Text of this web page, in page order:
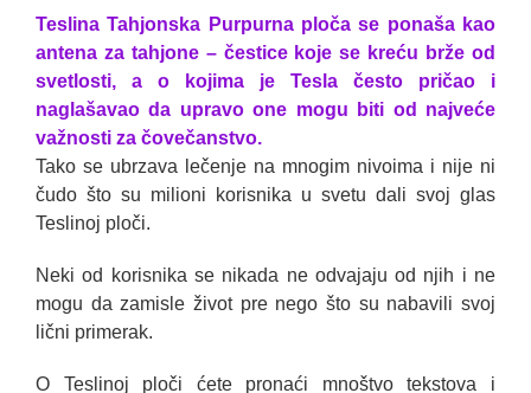
Teslina Tahjonska Purpurna ploča se ponaša kao
antena za tahjone – čestice koje se kreću brže od
svetlosti, a o kojima je Tesla često pričao i
naglašavao da upravo one mogu biti od najveće
važnosti za čovečanstvo.
Tako se ubrzava lečenje na mnogim nivoima i nije ni
čudo što su milioni korisnika u svetu dali svoj glas
Teslinoj ploči.
Neki od korisnika se nikada ne odvajaju od njih i ne
mogu da zamisle život pre nego što su nabavili svoj
lični primerak.
O Teslinoj ploči ćete pronaći mnoštvo tekstova i